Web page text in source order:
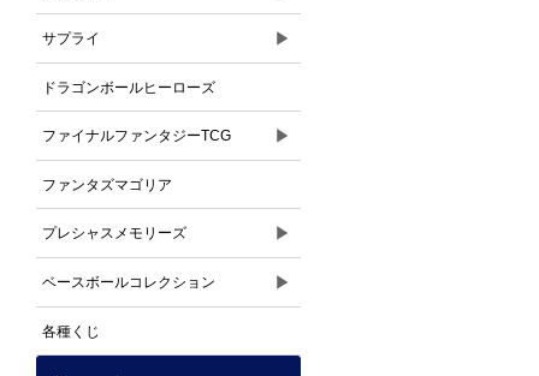
サプライ ▶
ドラゴンボールヒーローズ
ファイナルファンタジーTCG ▶
ファンタズマゴリア
プレシャスメモリーズ ▶
ベースボールコレクション ▶
各種くじ